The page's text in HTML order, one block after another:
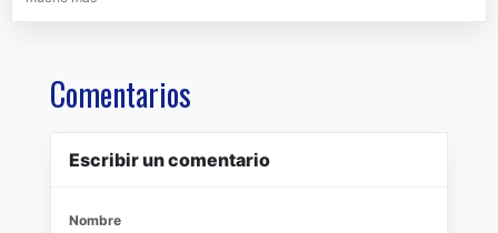
Comentarios
Escribir un comentario
Nombre